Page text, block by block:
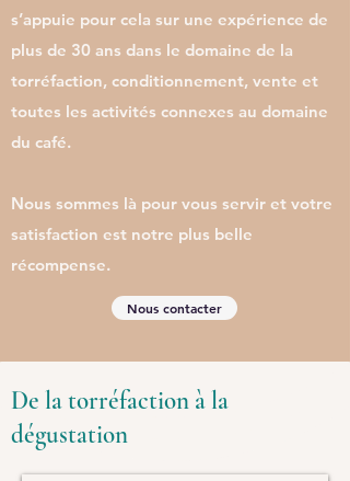
s’appuie pour cela sur une expérience de
plus de 30 ans dans le domaine de la
torréfaction, conditionnement, vente et
toutes les activités connexes au domaine
du café.
Nous sommes là pour vous servir et votre
satisfaction est notre plus belle
récompense.
Nous contacter
De la torréfaction à la
dégustation